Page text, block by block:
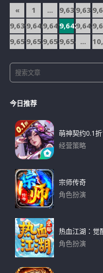
文
章
導
« 1 ... 9,6309,631
9,6399,6409,6419,6429,643
9,6519,6529,6539,654 ...
e
r
今日推荐
萌神契约0.1
经营策略
宗师传奇
角色扮演
热血江湖：觉
角色扮演